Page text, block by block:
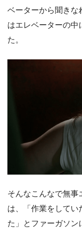
ベーターから聞きな
はエレベーターの中
た。
そんなこんなで無事
は、「作業をしてい
た」とファーガソン